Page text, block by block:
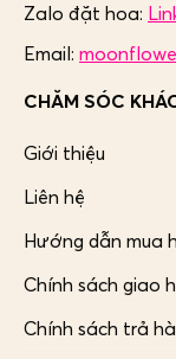
Zalo đặt hoa:
Email:
CHĂM SÓC
Giới thiệu
Liên hệ
Hướng dẫn mua
Chính sách giao
Chính sách trả